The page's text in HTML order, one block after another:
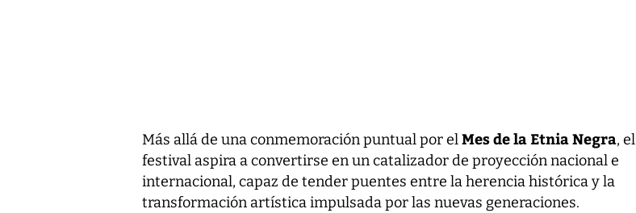
Más allá de una conmemoración puntual por elMes de la Etnia Negra, el
festival aspira a convertirse en un catalizador de proyección nacional e
internacional, capaz de tender puentes entre la herencia histórica y la
transformación artística impulsada por las nuevas generaciones.